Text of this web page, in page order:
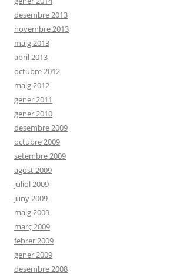
desembre 2013
novembre 2013
maig 2013
abril 2013
octubre 2012
maig 2012
gener 2011
gener 2010
desembre 2009
octubre 2009
setembre 2009
agost 2009
juliol 2009
juny 2009
maig 2009
març 2009
febrer 2009
gener 2009
desembre 2008